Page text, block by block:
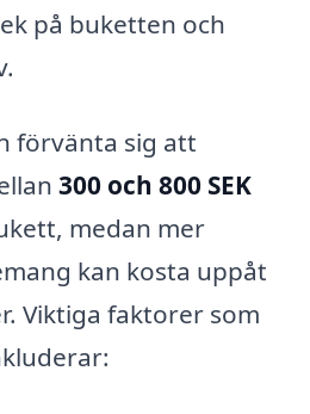
på buketten och
förvänta sig att
300 och 800 SEK
medan mer
kan kosta uppåt
Viktiga faktorer som